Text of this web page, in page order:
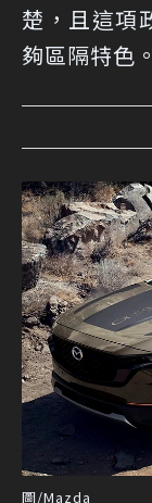
楚，且這項
夠區隔特色。
圖/Mazda